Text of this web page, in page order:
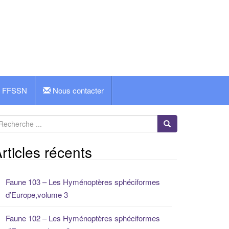
FFSSN Nous contacter
récents
Faune 103 – Les Hyménoptères sphéciformes
d’Europe,volume 3
Faune 102 – Les Hyménoptères sphéciformes